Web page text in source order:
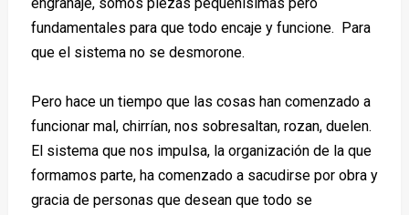
fundamentales para que todo encaje y funcione. Para
que el sistema no se desmorone.
Pero hace un tiempo que las cosas han comenzado a
funcionar mal, chirrían, nos sobresaltan, rozan, duelen.
El sistema que nos impulsa, la organización de la que
formamos parte, ha comenzado a sacudirse por obra y
gracia de personas que desean que todo se